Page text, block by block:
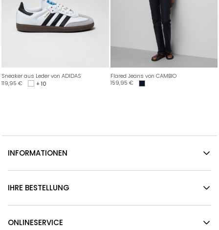
Sneaker aus Leder von ADIDAS
119,95 € + 10
Flared Jeans von CAMBIO
159,95 €
INFORMATIONEN
IHRE BESTELLUNG
ONLINESERVICE